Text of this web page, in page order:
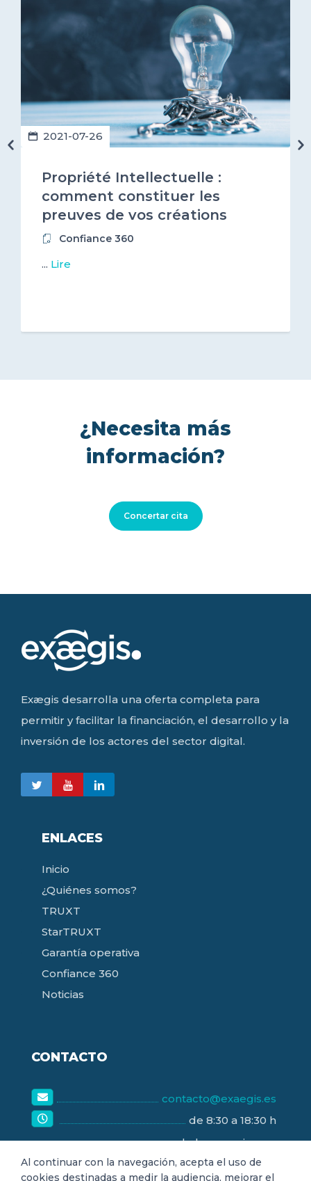
2021-07-26
Propriété Intellectuelle :
comment constituer les
preuves de vos créations
logiciels ?
Confiance 360
... Lire
¿Necesita más
información?
Concertar cita
Exægis desarrolla una oferta completa para
permitir y facilitar la financiación, el desarrollo y la
inversión de los actores del sector digital.
ENLACES
Inicio
¿Quiénes somos?
TRUXT
StarTRUXT
Garantía operativa
Confiance 360
Noticias
CONTACTO
contacto@exaegis.es
de 8:30 a 18:30 h
de lunes a viernes
Al continuar con la navegación, acepta el uso de
cookies destinadas a medir la audiencia, mejorar el